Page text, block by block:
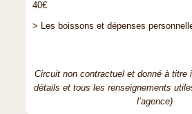
40€
> Les boissons et dépenses
Circuit non contractuel et donné à titre
détails et tous les renseignements
l’agence)